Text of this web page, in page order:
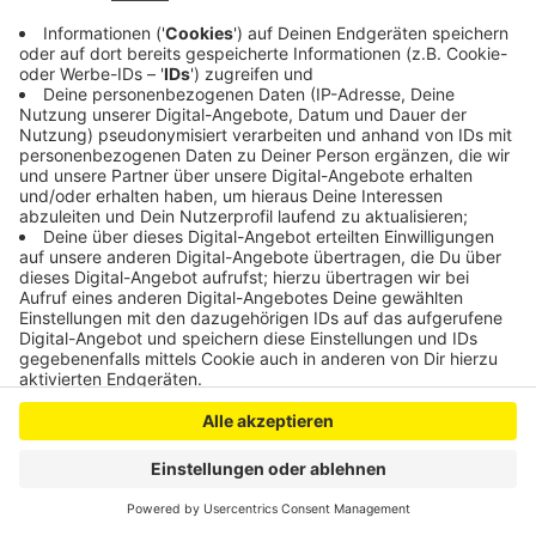
der Begegnung. Aber auch die Parallelspiele und anderen
Partien vom Spieltag haben wir für Euch auf dem Schirm -
hier halten wir Euch natürlich stets auf dem Laufenden.
Also: einfach zum Bundesliga-Spiel unserer Werkself
das Programm von Radio Leverkusen einschalten und
bei Bayer 04 live mitfiebern!
Zu unserem Live-Stream geht es hier entlang.
Anzeige